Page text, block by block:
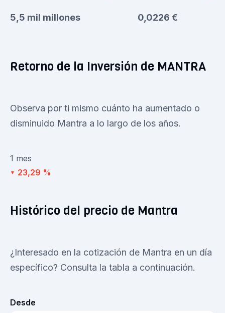
5,5 mil millones 0,0226 €
Retorno de la Inversión de MANTRA
Observa por ti mismo cuánto ha aumentado o
disminuido Mantra a lo largo de los años.
1 mes
▼ 23,29 %
Histórico del precio de Mantra
¿Interesado en la cotización de Mantra en un día
específico? Consulta la tabla a continuación.
Desde